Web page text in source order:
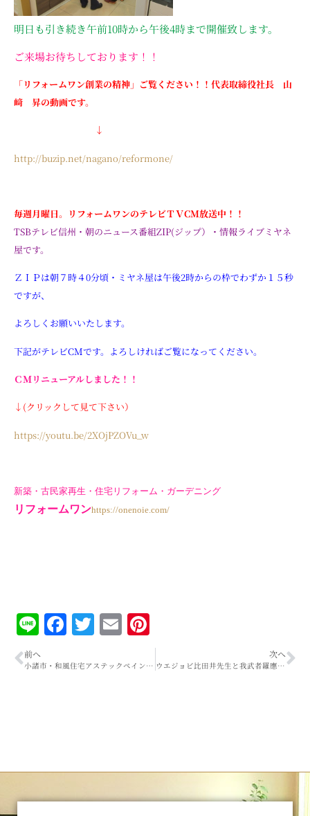
明日も引き続き午前10時から午後4時まで開催致します。
ご来場お待ちしております！！
「リフォームワン創業の精神」ご覧ください！！代表取締役社長 山
﨑 昇の動画です。
↓
http://buzip.net/nagano/reformone/
毎週月曜日。リフォームワンのテレビＴＶCM放送中！！
TSBテレビ信州・朝のニュース番組ZIP(ジップ）・情報ライブミヤネ
屋です。
ＺＩＰは朝７時４0分頃・ミヤネ屋は午後2時からの枠でわずか１５秒
ですが、
よろしくお願いいたします。
下記がテレビCMです。よろしければご覧になってください。
ＣＭリニューアルしました！！
↓(クリックして見て下さい）
https://youtu.be/2XOjPZOVu_w
新築・古民家再生・住宅リフォーム・ガーデニング
リフォームワンhttps://onenoie.com/
LineFacebook
Twitter
Email
前へ
小諸市・和風住宅アステックペイント外壁塗装工事！！
次へ
ウエジョビ比田井先生と我武者羅應援團の皆様ありがとうございました！！